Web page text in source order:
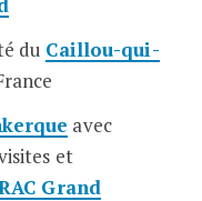
du Caillou-qui-
avec
et
Grand